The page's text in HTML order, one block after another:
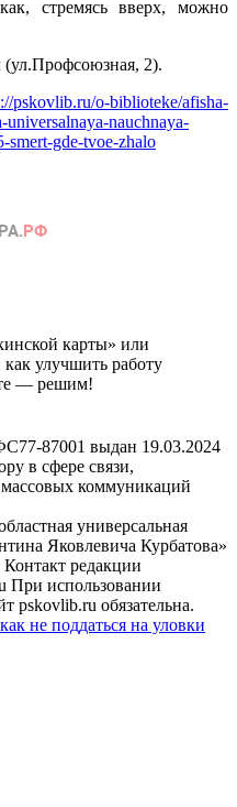
стремясь вверх, можно
2).
pskovlib.ru/o-biblioteke/afisha-
nauchnaya-
smert-gde-tvoe-zhalo
карты» или
улучшить работу
— решим!
87001 выдан 19.03.2024
в сфере связи,
коммуникаций
универсальная
Яковлевича Курбатова»
редакции
При использовании
pskovlib.ru обязательна.
не поддаться на уловки